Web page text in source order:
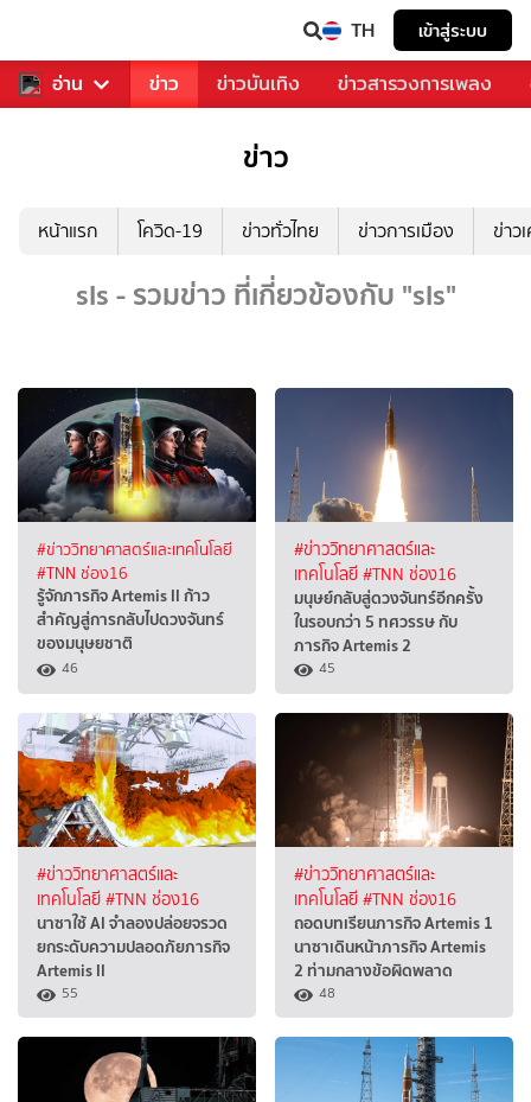
TH เข้าสู่ระบบ
อ่าน
คุณ กีฬา ข่าว ข่าวบันเทิง ข่าวสารวงการเพลง
ข่าว
หน้าแรก โควิด-19 ข่าวทั่วไทย ข่าวการเมือง ข่าว
sls - รวมข่าว ที่เกี่ยวข้องกับ "sls"
#ข่าววิทยาศาสตร์และเทคโนโลยี
#TNN ช่อง16
รู้จักภารกิจ Artemis II ก้าว
สำคัญสู่การกลับไปดวงจันทร์
ของมนุษยชาติ
46
#ข่าววิทยาศาสตร์และ
เทคโนโลยี#TNN ช่อง16
มนุษย์กลับสู่ดวงจันทร์อีกครั้ง
ในรอบกว่า 5 ทศวรรษ กับ
ภารกิจ Artemis 2
45
#ข่าววิทยาศาสตร์และ
เทคโนโลยี#TNN ช่อง16
นาซาใช้ AI จำลองปล่อยจรวด
ยกระดับความปลอดภัยภารกิจ
Artemis II
55
#ข่าววิทยาศาสตร์และ
เทคโนโลยี#TNN ช่อง16
ถอดบทเรียนภารกิจ Artemis 1
นาซาเดินหน้าภารกิจ Artemis
2 ท่ามกลางข้อผิดพลาด
48